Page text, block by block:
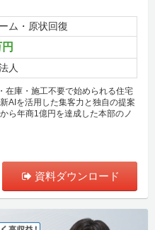
ム・原状回復
人
在庫・施工不要で始められる住宅
AIを活用した集客力と独自の提案
ら年商1億円を達成した本部のノ
資料ダウンロード